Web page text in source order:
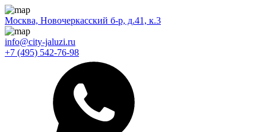
Москва, Новочеркасский б-р, д.41, к.3
info@city-jaluzi.ru
+7 (495) 542-76-98